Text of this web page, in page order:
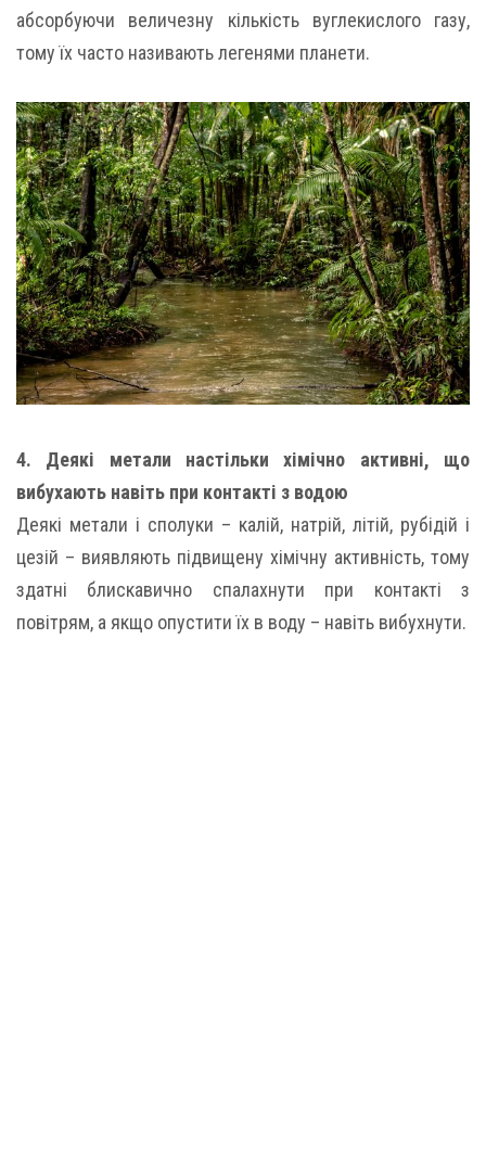
абсорбуючи величезну кількість вуглекислого газу,
тому їх часто називають легенями планети.
4. Деякі метали настільки хімічно активні, що
вибухають навіть при контакті з водою
Деякі метали і сполуки – калій, натрій, літій, рубідій і
цезій – виявляють підвищену хімічну активність, тому
здатні блискавично спалахнути при контакті з
повітрям, а якщо опустити їх в воду – навіть вибухнути.